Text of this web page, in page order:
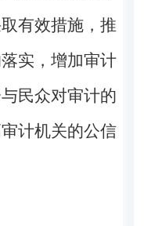
有效措施，推
实，增加审计
民众对审计的
计机关的公信